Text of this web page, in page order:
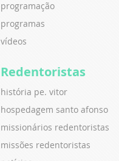
programação
programas
vídeos
Redentoristas
história pe. vitor
hospedagem santo afonso
missionários redentoristas
missões redentoristas